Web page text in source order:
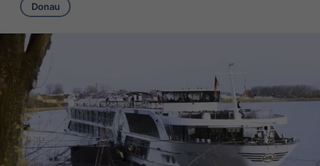
Donau